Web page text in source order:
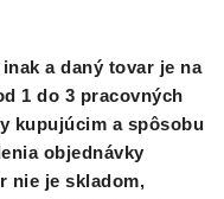
a daný tovar je na
1 do 3 pracovných
kupujúcim a spôsobu
objednávky
nie je skladom,